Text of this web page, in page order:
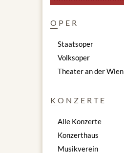
OPER
Staatsoper
Volksoper
Theater an der Wien
KONZERTE
Alle Konzerte
Konzerthaus
Musikverein